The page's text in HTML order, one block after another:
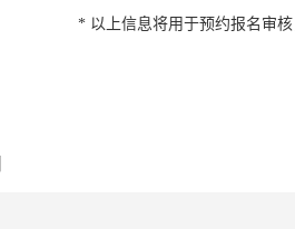
* 以上信息将用于预约报名审